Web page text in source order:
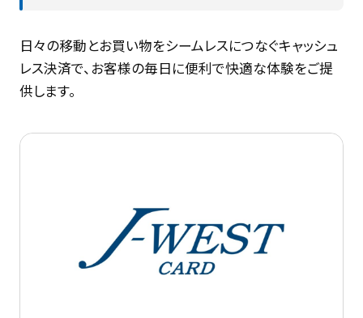
日々の移動とお買い物をシームレスにつなぐキャッシュ
レス決済で、お客様の毎日に便利で快適な体験をご提
供します。